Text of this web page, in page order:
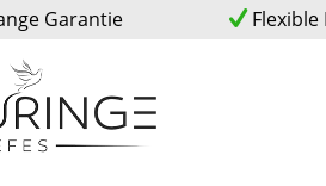
Garantie Flexible